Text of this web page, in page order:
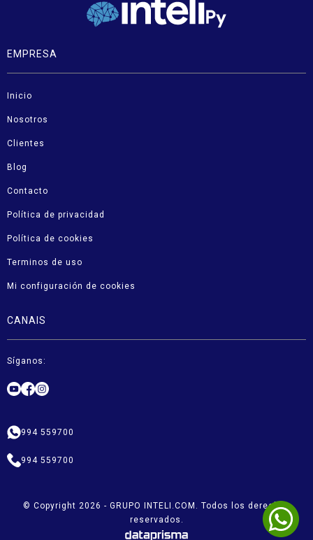
EMPRESA
Inicio
Nosotros
Clientes
Blog
Contacto
Política de privacidad
Política de cookies
Terminos de uso
Mi configuración de cookies
CANAIS
Síganos:
994 559700
994 559700
© Copyright 2026 - GRUPO INTELI.COM. Todos los derechos
reservados.